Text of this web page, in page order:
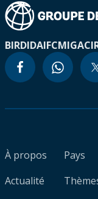
BIRDIDAIFCMIGA
À propos
Actualité
Pays